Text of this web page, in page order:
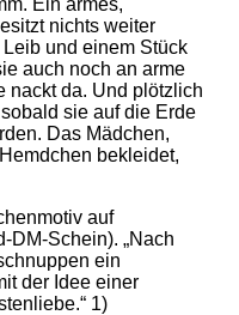
nichts weiter
und einem Stück
auch noch an arme
nackt da. Und plötzlich
sie auf die Erde
Das Mädchen,
bekleidet,
auf
DM-Schein). „Nach
ein
der Idee einer
1)